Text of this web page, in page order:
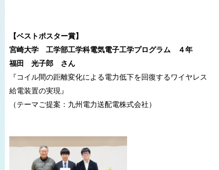
【ベストポスター賞】
宮崎大学 工学部工学科電気電子工学プログラム ４年
福田 光子郎 さん
『コイル間の距離変化による電力低下を回復するワイヤレス
給電装置の実現』
（テーマご提案：九州電力送配電株式会社）